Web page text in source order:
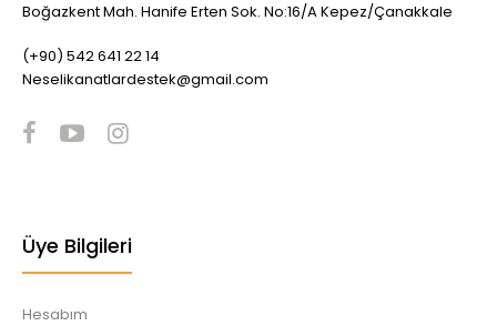
Boğazkent Mah. Hanife Erten Sok. No:16/A Kepez/Çanakkale
(+90) 542 641 22 14
Neselikanatlardestek@gmail.com
Üye Bilgileri
Hesabım